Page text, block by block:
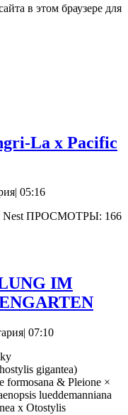
в этом браузере для
La x Pacific
| 05:16
Nest ПРОСМОТРЫ: 166
IM
| 07:10
gigantea)
formosana & Pleione ×
lueddemanniana
x Otostylis